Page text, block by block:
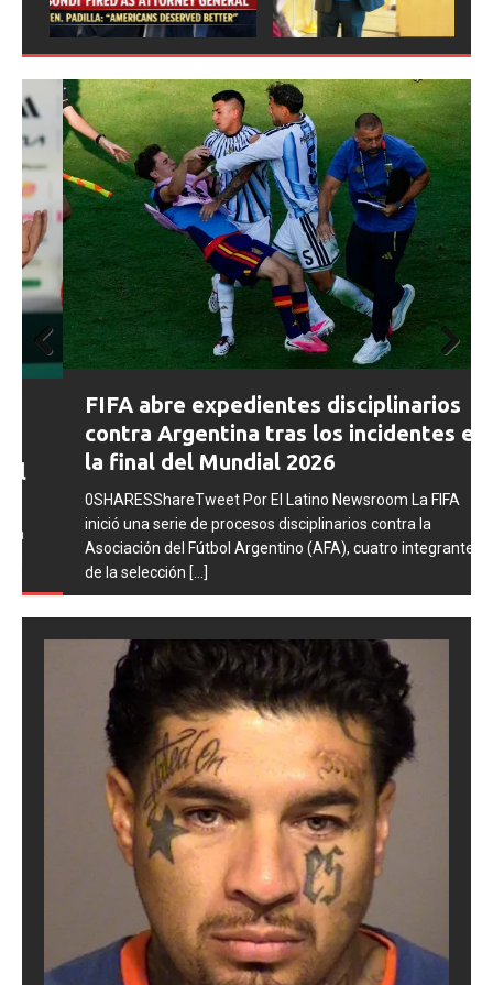
ious
FIFA abre expedientes disciplinarios
contra Argentina tras los incidentes en
la final del Mundial 2026
0SHARESShareTweet Por El Latino Newsroom La FIFA
inició una serie de procesos disciplinarios contra la
Asociación del Fútbol Argentino (AFA), cuatro integrantes
de la selección[...]
Prev